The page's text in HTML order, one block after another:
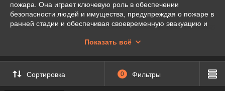
пожара. Она играет ключевую роль в обеспечении
безопасности людей и имущества, предупреждая о пожаре в
ранней стадии и обеспечивая своевременную эвакуацию и
Основные компоненты пожарной сигнализации включают в
Датчики дыма и тепла: Эти датчики обнаруживают
наличие дыма или повышение температуры, что
является основными признаками возможного пожара.
Показать всё
Сортировка 0 Фильтры